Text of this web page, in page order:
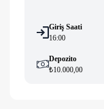
Giriş Saati
16:00
Depozito
₺10.000,00